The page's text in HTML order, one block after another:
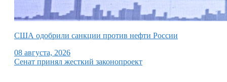
США одобрили санкции против нефти России
08 августа, 2026
Сенат принял жесткий законопроект